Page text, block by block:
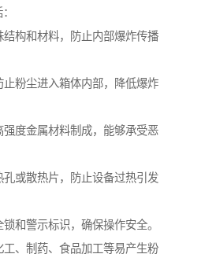
结构和材料，防止内部爆炸传播
粉尘进入箱体内部，降低爆炸
度金属材料制成，能够承受恶
或散热片，防止设备过热引发
和警示标识，确保操作安全。
、制药、食品加工等易产生粉